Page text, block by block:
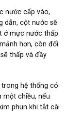
nước cấp vào,
dẫn, cột nước sẽ
ở mực nước thấp
hơn, còn đối
thấp và đầy
trong hệ thống có
một chiều, nếu
phun khi tắt cài